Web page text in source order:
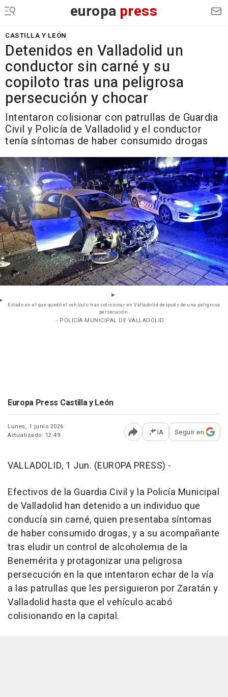
europa press
CASTILLA Y LEÓN
Detenidos en Valladolid un
conductor sin carné y su
copiloto tras una peligrosa
persecución y chocar
Intentaron colisionar con patrullas de Guardia
Civil y Policía de Valladolid y el conductor
tenía síntomas de haber consumido drogas
Estado en el que quedó el vehículo tras colisionar en Valladolid después de una peligrosa
persecución.
- POLICÍA MUNICIPAL DE VALLADOLID
Europa Press Castilla y León
Lunes, 1 junio 2026
Actualizado: 12:49
Abrir opciones para
IA Seguir en
VALLADOLID, 1 Jun. (EUROPA PRESS) -
Efectivos de la Guardia Civil y la Policía Municipal
de Valladolid han detenido a un individuo que
conducía sin carné, quien presentaba síntomas
de haber consumido drogas, y a su acompañante
tras eludir un control de alcoholemia de la
Benemérita y protagonizar una peligrosa
persecución en la que intentaron echar de la vía
a las patrullas que les persiguieron por Zaratán y
Valladolid hasta que el vehículo acabó
colisionando en la capital.